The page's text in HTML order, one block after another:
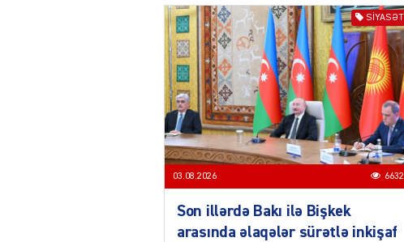
SIYASƏT
03.08.2026 6632
Son illərdə Bakı ilə Bişkek
arasında əlaqələr sürətlə inkişaf